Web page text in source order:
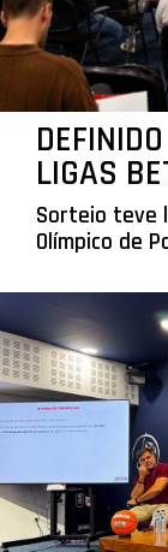
LIGAS
Sorteio teve
Olímpico de